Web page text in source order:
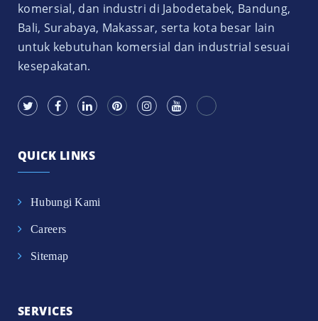
komersial, dan industri di Jabodetabek, Bandung,
Bali, Surabaya, Makassar, serta kota besar lain
untuk kebutuhan komersial dan industrial sesuai
kesepakatan.
QUICK LINKS
Hubungi Kami
Careers
Sitemap
SERVICES